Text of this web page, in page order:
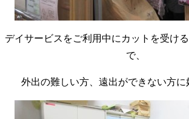
デイサービスをご利用中にカットを受け
で、
外出の難しい方、遠出ができない方に